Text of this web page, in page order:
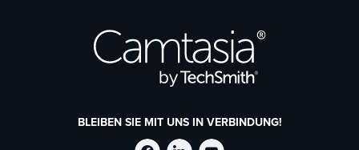
BLEIBEN SIE MIT UNS IN VERBINDUNG!